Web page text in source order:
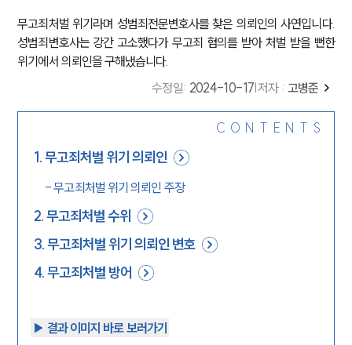
무고죄처벌 위기라며 성범죄전문변호사를 찾은 의뢰인의 사연입니다.
성범죄변호사는 강간 고소했다가 무고죄 혐의를 받아 처벌 받을 뻔한
위기에서 의뢰인을 구해냈습니다.
수정일: 2024-10-17 저자 : 고병준
CONTENTS
1.무고죄처벌 위기 의뢰인
-무고죄처벌 위기 의뢰인 주장
2.무고죄처벌 수위
3.무고죄처벌 위기 의뢰인 변호
4.무고죄처벌 방어
▶︎ 결과 이미지 바로 보러가기